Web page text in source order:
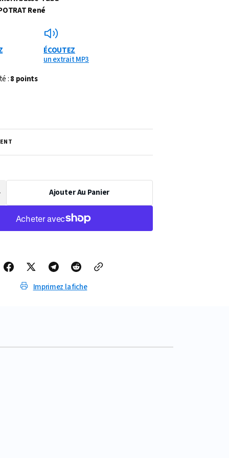
René
ÉCOUTEZ
un extrait MP3
:8 points
(SAXHORN
BASSE)
Ajouter Au Panier
Imprimez la fiche